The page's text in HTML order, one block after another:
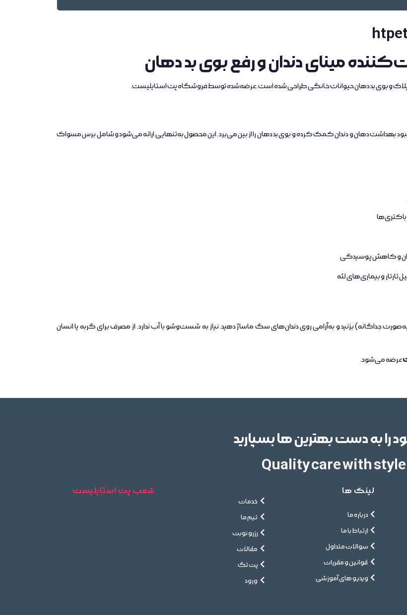
مینای دندان و رفع بوی بد دهان
پلاک و بوی بد دهان حیوانات خانگی طراحی شده است. عرضه‌شده توسط فروشگاه پت استایلیست.
بهداشت دهان و دندان کمک کرده و بوی بد دهان را از بین می‌برد. این محصول به‌تنهایی ارائه می‌شود و شامل برس مسواک
و کاهش پوسیدگی
جداگانه) بزنید و به‌آرامی روی دندان‌های سگ ماساژ دهید. نیاز به شست‌وشو با آب ندارد. از مصرف برای گربه یا انسان
عرضه می‌شود.
را به دست بهترین ها بسپارید
Quality care with style
لینک ها
درباره ما
ارتباط با ما
سوالات متداول
قوانین و مقررات
ویدیو های آموزشی
خدمات
تیم ما
رزرو نوبت
مقالات
پت تگ
ورود
شعب پت استایلیست